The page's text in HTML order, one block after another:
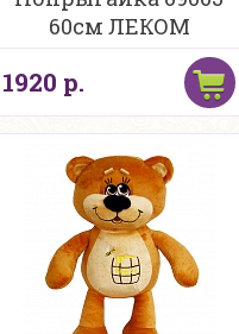
60см ЛЕКОМ
1920 р.